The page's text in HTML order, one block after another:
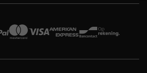
Mastercard
Visa American Express
BancontactOp rekening